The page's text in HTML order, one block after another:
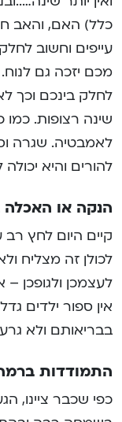
כלל) האם, והאב
עייפים וחשוב
מכם יזכה גם
לחלק בינכם
שינה רצופות.
לאמבטיה. שגרה
להורים והיא
הנקה או
קיים היום לחץ
לכולן זה מצליח
לעצמכן ולגופכן
אין ספור ילדים
בבריאותם ולא
התמודדות
כפי שכבר ציינו,